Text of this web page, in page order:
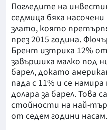
Погледите на
седмица бяха
злато, която
през 2015 година.
Брент изтриха 12%
завършиха малко под
барел, докато
пада с 11% и се
долара за барел. Това
стойности на най-
от седем години насам.